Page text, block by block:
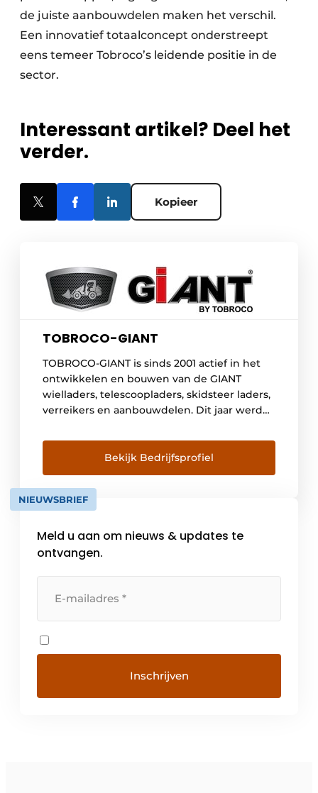
de juiste aanbouwdelen maken het verschil.
Een innovatief totaalconcept onderstreept
eens temeer Tobroco’s leidende positie in de
sector.
Interessant artikel? Deel het
verder.
Kopieer
TOBROCO-GIANT
TOBROCO-GIANT is sinds 2001 actief in het
ontwikkelen en bouwen van de GIANT
wielladers, telescoopladers, skidsteer laders,
verreikers en aanbouwdelen. Dit jaar werd
en de komende jaren zal het aantal flink
toenemen. Dit heeft er alles mee te maken
dat steeds meer klanten dagelijks de
voordelen van GIANT-machines ervaren […]
Bekijk Bedrijfsprofiel
NIEUWSBRIEF
Meld u aan om nieuws & updates te
ontvangen.